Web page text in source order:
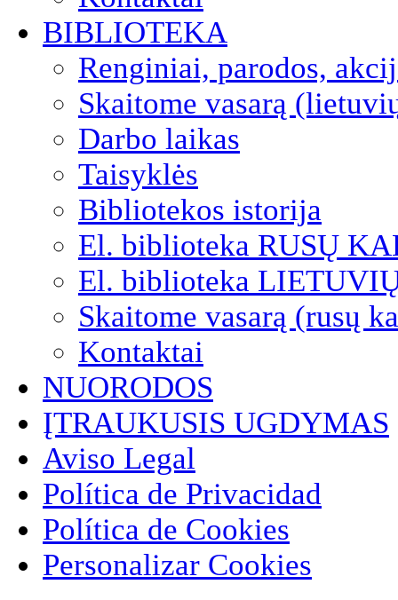
BIBLIOTEKA
Renginiai, parodos,
Skaitome vasarą
Darbo laikas
Taisyklės
Bibliotekos istorija
El. biblioteka RUSŲ
El. biblioteka
Skaitome vasarą (rusų
Kontaktai
NUORODOS
ĮTRAUKUSIS UGDYMAS
Aviso Legal
Política de Privacidad
Política de Cookies
Personalizar Cookies